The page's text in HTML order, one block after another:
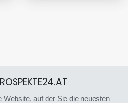
Website, auf der Sie die neuesten